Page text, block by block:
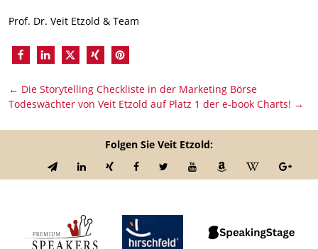
Prof. Dr. Veit Etzold & Team
← Die Storytelling Checkliste in der Marketing Börse
Todeswächter von Veit Etzold auf Platz 1 der e-book Charts! →
Folgen Sie Veit Etzold: